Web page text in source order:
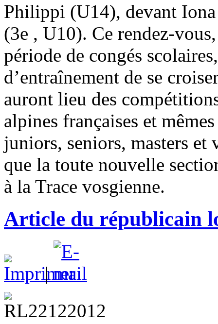
Philippi (U14), devant
(3e , U10). Ce rendez-
période de congés
d’entraînement de se
auront lieu des
alpines françaises et
juniors, seniors, masters et
que la toute nouvelle
à la Trace vosgienne.
Article du républicain
|